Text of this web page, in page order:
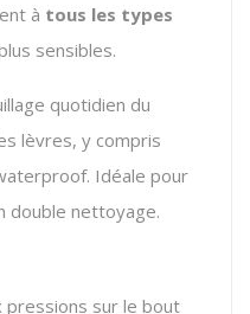
à tous les types
sensibles.
quotidien du
lèvres, y compris
Idéale pour
double nettoyage.
pressions sur le bout